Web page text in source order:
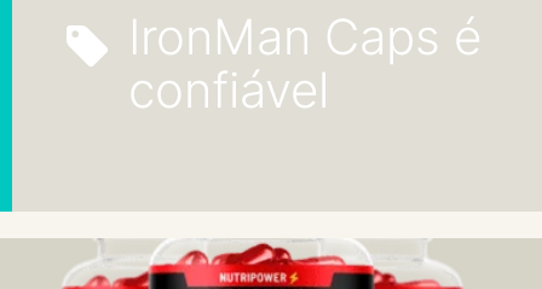
IronMan Caps é
confiável